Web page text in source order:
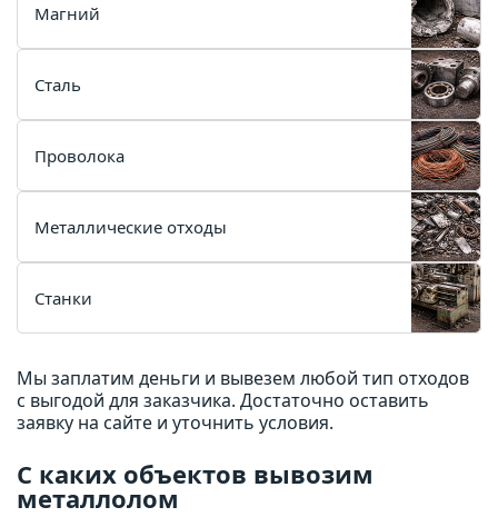
Магний
Сталь
Проволока
Металлические отходы
Станки
Мы заплатим деньги и вывезем любой тип отходов
с выгодой для заказчика. Достаточно оставить
заявку на сайте и уточнить условия.
С каких объектов вывозим
металлолом